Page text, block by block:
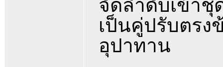
จัดลำดับเข้า
เป็นคู่ปรับตร
อุปาทาน